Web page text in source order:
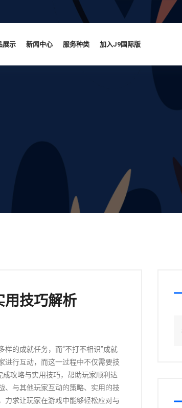
展示 新闻中心 服务种类 加入J9国际版
用技巧解析
样的成就任务，而“不打不相识”成就
进行互动，而这一过程中不仅需要技
成攻略与实用技巧，帮助玩家顺利达
、与其他玩家互动的策略、实用的技
力求让玩家在游戏中能够轻松应对与